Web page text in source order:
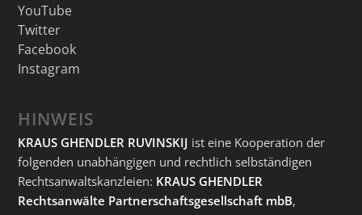
YouTube
Twitter
Facebook
Instagram
HINWEIS
KRAUS GHENDLER RUVINSKIJ ist eine Kooperation der
folgenden unabhängigen und rechtlich selbständigen
Rechtsanwaltskanzleien: KRAUS GHENDLER
Rechtsanwälte Partnerschaftsgesellschaft mbB,